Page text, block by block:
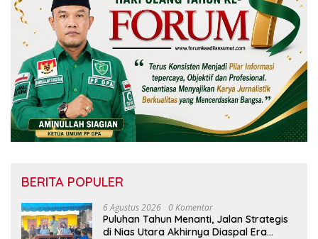
BERITA POPULER
6 Agustus 2026 0 Komentar
Puluhan Tahun Menanti, Jalan Strategis
di Nias Utara Akhirnya Diaspal Era